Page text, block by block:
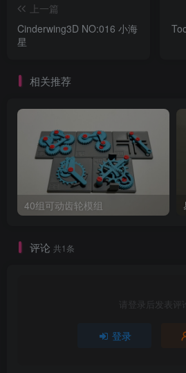
上一篇
Cinderwing3D NO:016 小海
星
相关推荐
40组可动齿轮模组
评论 共1条
请登录后发表评
登录